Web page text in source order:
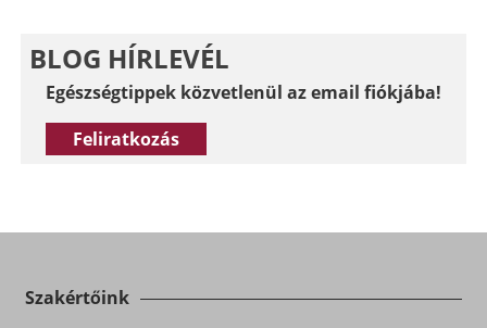
BLOG HÍRLEVÉL
Egészségtippek közvetlenül az email fiókjába!
Feliratkozás
Szakértőink